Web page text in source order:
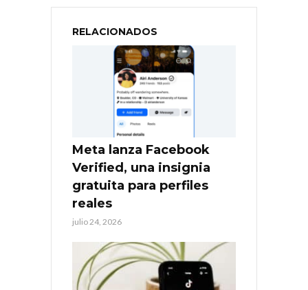
RELACIONADOS
Meta lanza Facebook
Verified, una insignia
gratuita para perfiles
reales
julio 24, 2026